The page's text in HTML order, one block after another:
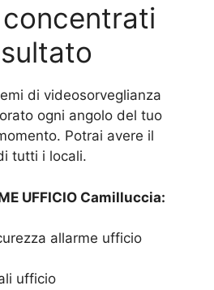
di videosorveglianza
ogni angolo del tuo
Potrai avere il
tutti i locali.
UFFICIO Camilluccia:
allarme ufficio
ufficio